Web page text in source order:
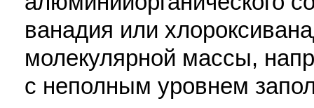
ванадия или
молекулярной массы,
с неполным уровнем